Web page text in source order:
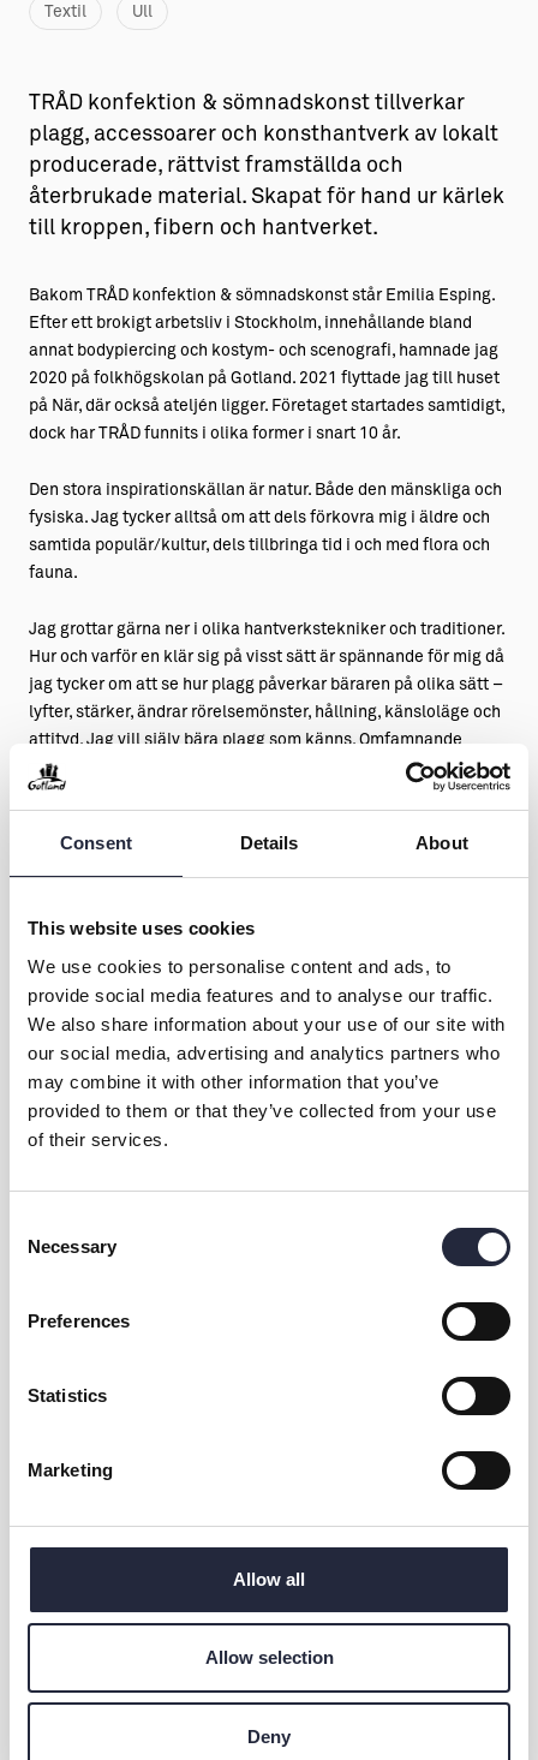
Consent Details About
This website uses cookies
We use cookies to personalise content and ads, to
provide social media features and to analyse our traffic.
We also share information about your use of our site with
our social media, advertising and analytics partners who
may combine it with other information that you’ve
provided to them or that they’ve collected from your use
of their services.
Selection
Necessary
Preferences
Statistics
Marketing
Allow all
Allow selection
Deny
Textil Ull
TRÅD konfektion & sömnadskonst tillverkar
plagg, accessoarer och konsthantverk av lokalt
producerade, rättvist framställda och
återbrukade material. Skapat för hand ur kärlek
till kroppen, fibern och hantverket.
Bakom TRÅD konfektion & sömnadskonst står Emilia Esping.
Efter ett brokigt arbetsliv i Stockholm, innehållande bland
annat bodypiercing och kostym- och scenografi, hamnade jag
2020 på folkhögskolan på Gotland. 2021 flyttade jag till huset
på När, där också ateljén ligger. Företaget startades samtidigt,
dock har TRÅD funnits i olika former i snart 10 år.
Den stora inspirationskällan är natur. Både den mänskliga och
fysiska. Jag tycker alltså om att dels förkovra mig i äldre och
samtida populär/kultur, dels tillbringa tid i och med flora och
fauna.
Jag grottar gärna ner i olika hantverkstekniker och traditioner.
Hur och varför en klär sig på visst sätt är spännande för mig då
jag tycker om att se hur plagg påverkar bäraren på olika sätt –
lyfter, stärker, ändrar rörelsemönster, hållning, känsloläge och
attityd. Jag vill själv bära plagg som känns. Omfamnande
tunga koftor, luftiga lätta kjolar, stadiga byxor.
för samvetet. Ju mer jag lär mig om textilindustrin desto
svårare får jag att använda tyg som jag inte vet exakt hur det
lammen som ullen kommer ifrån? Vad äter dom? Vem rensar,
tvättar, färgar den och vilka kemikalier utsätts dom för? Var
odlas bomullen? Hur mycket vatten och bekämpningsmedel
används? Vem plockar den och vad får dom betalt? Är bomull
ens ok? Var spinns garnet? Hur vävs tyget? Vilka arbetsvillkor
gäller där? Hur höga krav är egentligen rimligt att ha i en
lönsam verksamhet? Är folk villiga att betala vad det
Kontakt & öppettider